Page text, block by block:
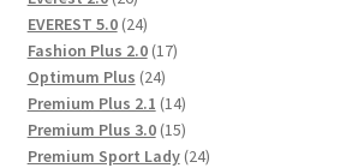
Produkte
EVEREST 5.0 2424
Produkte
Fashion Plus 2.0 1717
Optimum Plus 2424
Produkte
Premium Plus 2.1 1414
Produkte
Premium Plus 3.0 1515
Produkte
Premium Sport Lady 2424